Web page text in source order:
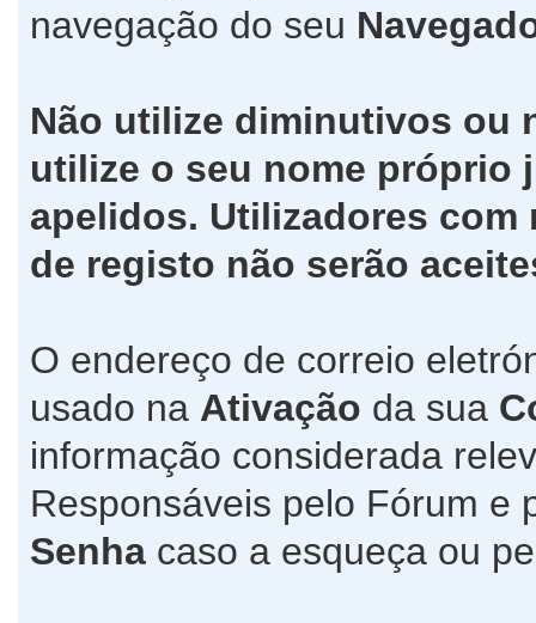
navegação do seu
Não utilize diminutivos ou
utilize o seu nome próprio
apelidos. Utilizadores
de registo não serão
O endereço de correio
usado na Ativação da sua
informação considerada
Responsáveis pelo Fórum e
Senha caso a esqueça ou